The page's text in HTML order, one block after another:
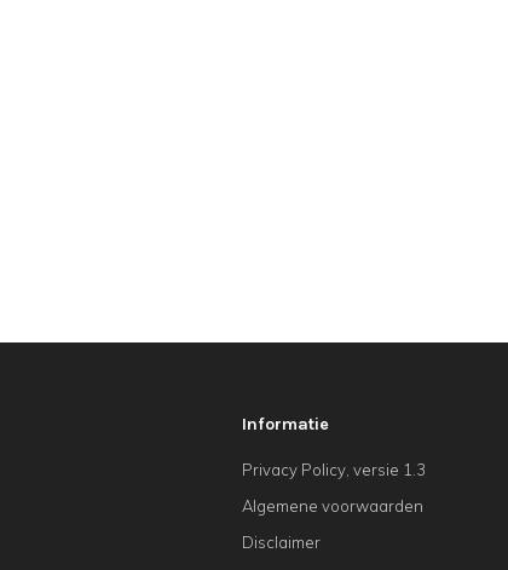
Informatie
Privacy Policy, versie 1.3
Algemene voorwaarden
Disclaimer